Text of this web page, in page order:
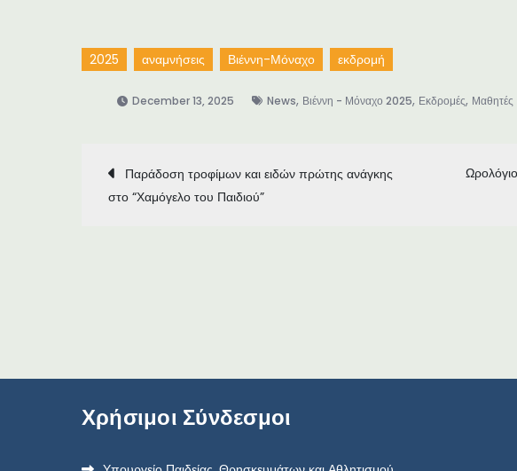
2025 αναμνήσεις Βιέννη-Μόναχο εκδρομή
December 13, 2025 News, Βιέννη - Μόναχο 2025, Εκδρομές, Μαθητές
Παράδοση τροφίμων και ειδών πρώτης ανάγκης
στο “Χαμόγελο του Παιδιού”
Χρήσιμοι Σύνδεσμοι